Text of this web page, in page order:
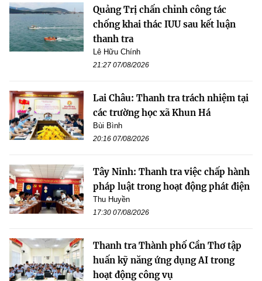
Quảng Trị chấn chỉnh công tác
chống khai thác IUU sau kết luận
thanh tra
Lê Hữu Chính
21:27 07/08/2026
Lai Châu: Thanh tra trách nhiệm tại
các trường học xã Khun Há
Bùi Bình
20:16 07/08/2026
Tây Ninh: Thanh tra việc chấp hành
pháp luật trong hoạt động phát điện
Thu Huyền
17:30 07/08/2026
Thanh tra Thành phố Cần Thơ tập
huấn kỹ năng ứng dụng AI trong
hoạt động công vụ